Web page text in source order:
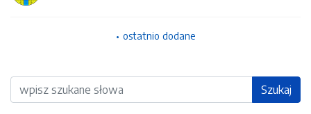
ostatnio dodane
Wyszukiwarka Szukaj